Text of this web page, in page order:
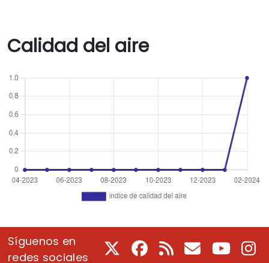
Calidad del aire
Síguenos en
redes sociales
Facebook
RSS CorreoYoutube